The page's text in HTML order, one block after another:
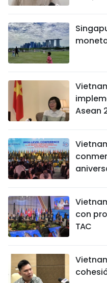
Asean
con
TAC